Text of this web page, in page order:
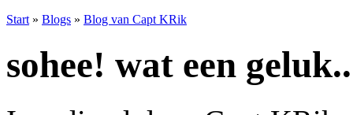
Start » Blogs » Blog van Capt KRik
sohee! wat een